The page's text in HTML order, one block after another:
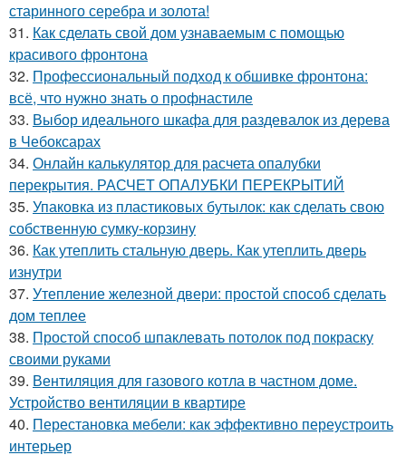
старинного серебра и золота!
31. Как сделать свой дом узнаваемым с помощью
красивого фронтона
32. Профессиональный подход к обшивке фронтона:
всё, что нужно знать о профнастиле
33. Выбор идеального шкафа для раздевалок из дерева
в Чебоксарах
34. Онлайн калькулятор для расчета опалубки
перекрытия. РАСЧЕТ ОПАЛУБКИ ПЕРЕКРЫТИЙ
35. Упаковка из пластиковых бутылок: как сделать свою
собственную сумку-корзину
36. Как утеплить стальную дверь. Как утеплить дверь
изнутри
37. Утепление железной двери: простой способ сделать
дом теплее
38. Простой способ шпаклевать потолок под покраску
своими руками
39. Вентиляция для газового котла в частном доме.
Устройство вентиляции в квартире
40. Перестановка мебели: как эффективно переустроить
интерьер